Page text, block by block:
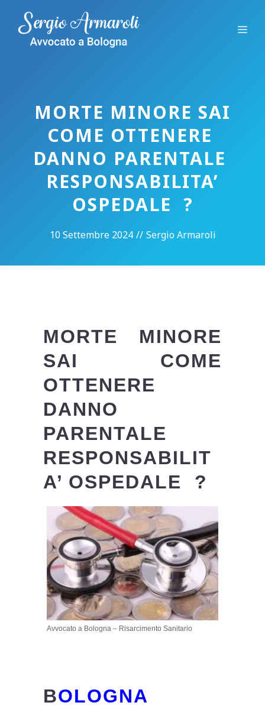
contenuto
MORTE MINORE SAI
COME OTTENERE
DANNO PARENTALE
RESPONSABILITA’
OSPEDALE ?
10 Settembre 2024 // Sergio Armaroli
MORTE MINORE
SAI COME
OTTENERE
DANNO
PARENTALE
RESPONSABILIT
A’ OSPEDALE ?
Avvocato a Bologna – Risarcimento Sanitario
BOLOGNA